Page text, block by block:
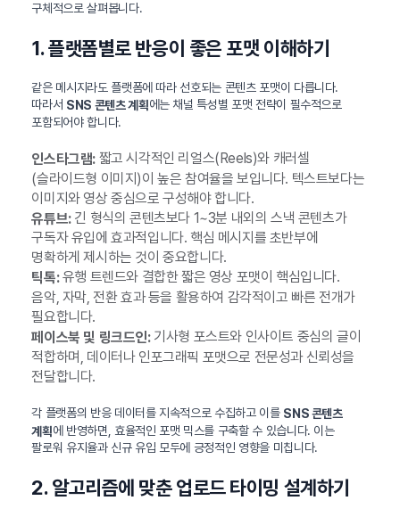
구체적으로 살펴봅니다.
1. 플랫폼별로 반응이 좋은 포맷 이해하기
같은 메시지라도 플랫폼에 따라 선호되는 콘텐츠 포맷이 다릅니다.
따라서 SNS 콘텐츠 계획에는 채널 특성별 포맷 전략이 필수적으로
포함되어야 합니다.
인스타그램:짧고 시각적인 리얼스(Reels)와 캐러셀
(슬라이드형 이미지)이 높은 참여율을 보입니다. 텍스트보다는
이미지와 영상 중심으로 구성해야 합니다.
유튜브:긴 형식의 콘텐츠보다 1~3분 내외의 스낵 콘텐츠가
구독자 유입에 효과적입니다. 핵심 메시지를 초반부에
명확하게 제시하는 것이 중요합니다.
틱톡:유행 트렌드와 결합한 짧은 영상 포맷이 핵심입니다.
음악, 자막, 전환 효과 등을 활용하여 감각적이고 빠른 전개가
필요합니다.
페이스북 및 링크드인:기사형 포스트와 인사이트 중심의 글이
적합하며, 데이터나 인포그래픽 포맷으로 전문성과 신뢰성을
전달합니다.
각 플랫폼의 반응 데이터를 지속적으로 수집하고 이를 SNS 콘텐츠
계획에 반영하면, 효율적인 포맷 믹스를 구축할 수 있습니다. 이는
팔로워 유지율과 신규 유입 모두에 긍정적인 영향을 미칩니다.
2. 알고리즘에 맞춘 업로드 타이밍 설계하기